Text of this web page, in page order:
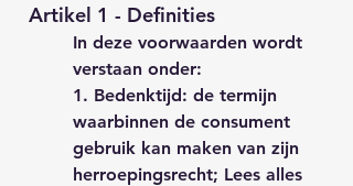
Artikel 1 - Definities
In deze voorwaarden wordt
verstaan onder:
1. Bedenktijd: de termijn
waarbinnen de consument
gebruik kan maken van zijn
herroepingsrecht; Lees alles